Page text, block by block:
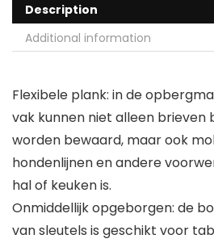
Description
Additional information
Flexibele plank: in de
vak kunnen niet alleen brieven
worden bewaard, maar ook
hondenlijnen en andere
hal of keuken is.
Onmiddellijk opgeborgen: de
van sleutels is geschikt voor